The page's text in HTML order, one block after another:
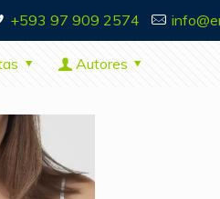
+593 97 909 2574
Autores